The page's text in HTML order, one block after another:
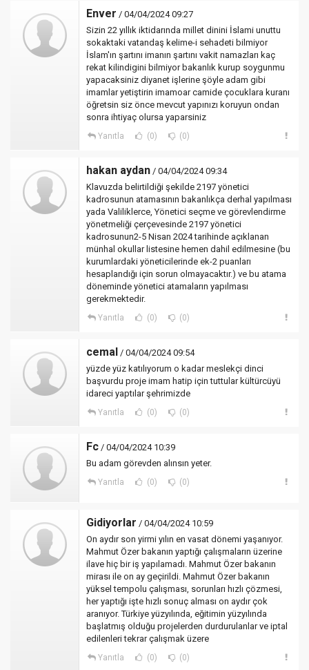
Enver / 04/04/2024 09:27
Sizin 22 yıllık iktidarında millet dinini İslami unuttu
sokaktaki vatandaş kelime-i sehadeti bilmiyor
İslam'ın şartını imanın şartını vakit namazları kaç
rekat kilindigini bilmiyor bakanlık kurup soygunmu
yapacaksiniz diyanet işlerine şöyle adam gibi
imamlar yetiştirin imamoar camide çocuklara kuranı
öğretsin siz önce mevcut yapınızı koruyun ondan
sonra ihtiyaç olursa yaparsiniz
Yanıtla (0) (0)
hakan aydan / 04/04/2024 09:34
Klavuzda belirtildiği şekilde 2197 yönetici
kadrosunun atamasının bakanlıkça derhal yapılması
yada Valiliklerce, Yönetici seçme ve görevlendirme
yönetmeliği çerçevesinde 2197 yönetici
kadrosunun2-5 Nisan 2024 tarihinde açıklanan
münhal okullar listesine hemen dahil edilmesine (bu
kurumlardaki yöneticilerinde ek-2 puanları
hesaplandığı için sorun olmayacaktır.) ve bu atama
döneminde yönetici atamaların yapılması
gerekmektedir.
Yanıtla (0) (0)
cemal / 04/04/2024 09:54
yüzde yüz katılıyorum o kadar meslekçi dinci
başvurdu proje imam hatip için tuttular kültürcüyü
idareci yaptılar şehrimizde
Yanıtla (0) (0)
Fc / 04/04/2024 10:39
Bu adam görevden alınsın yeter.
Yanıtla (0) (0)
Gidiyorlar / 04/04/2024 10:59
On aydır son yirmi yılın en vasat dönemi yaşanıyor.
Mahmut Özer bakanın yaptığı çalışmaların üzerine
ilave hiç bir iş yapılamadı. Mahmut Özer bakanın
mirası ile on ay geçirildi. Mahmut Özer bakanın
yüksel tempolu çalışması, sorunları hızlı çözmesi,
her yaptığı işte hızlı sonuç alması on aydır çok
aranıyor. Türkiye yüzyılında, eğitimin yüzyılında
başlatmış olduğu projelerden durdurulanlar ve iptal
edilenleri tekrar çalışmak üzere
Yanıtla (0) (0)